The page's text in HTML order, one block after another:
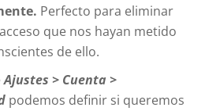
Perfecto para eliminar
que nos hayan metido
de ello.
Ajustes > Cuenta >
podemos definir si queremos